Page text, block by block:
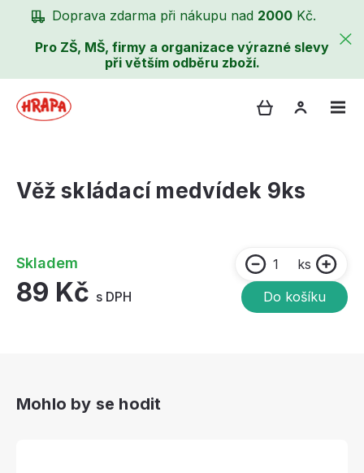
Doprava zdarma při nákupu nad 2000 Kč.
Pro ZŠ, MŠ, firmy a organizace výrazné slevy
při větším odběru zboží.
Věž skládací medvídek 9ks
Skladem
89 Kč s DPH
ks
Do košíku
Mohlo by se hodit